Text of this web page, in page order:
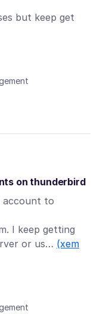
but keep get
on thunderbird
account to
I keep getting
or us… (xem